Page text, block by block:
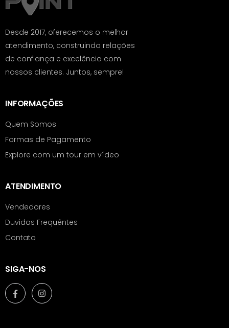
Desde 2017, oferecemos o melhor
atendimento, construindo relações
de confiança e excelência com
nossos clientes. Juntos, sempre!
INFORMAÇÕES
Quem Somos
Formas de Pagamento
Explore com um tour em vídeo
ATENDIMENTO
Vendedores
Duvidas Frequêntes
Contato
SIGA-NOS